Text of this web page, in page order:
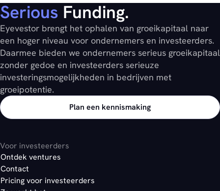
Serious Funding.
Eyevestor brengt het ophalen van groeikapitaal naar
een hoger niveau voor ondernemers en investeerders.
Daarmee bieden we ondernemers serieus groeikapitaal
zonder gedoe en investeerders serieuze
investeringsmogelijkheden in bedrijven met
groeipotentie.
Plan een kennismaking
Voor investeerders
Ontdek ventures
Contact
Pricing voor investeerders